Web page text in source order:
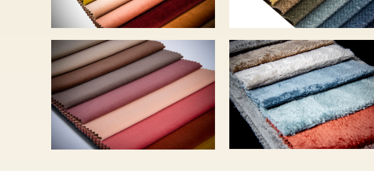
SORRISO – 23 szín
– 11 485 Ft
TASOS – 17 szín –
9 060 Ft